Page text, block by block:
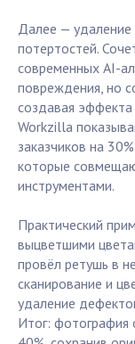
Далее — удаление
потертостей.
современных AI-
повреждения, но
создавая эффекта
Workzilla
заказчиков на
которые
инструментами.
Практический
выцветшими
провёл ретушь в
сканирование и
удаление
Итог: фотография